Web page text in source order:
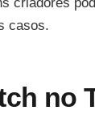
casos.
no